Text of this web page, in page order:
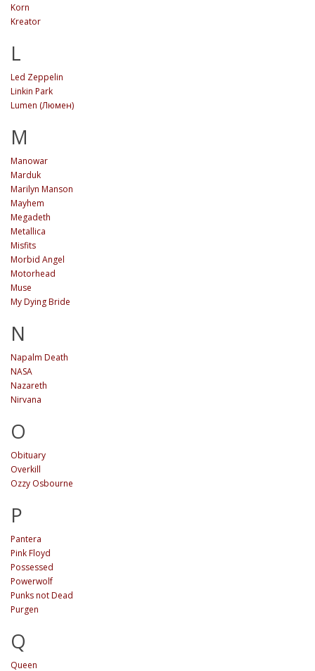
Korn
Kreator
L
Led Zeppelin
Linkin Park
Lumen (Люмен)
M
Manowar
Marduk
Marilyn Manson
Mayhem
Megadeth
Metallica
Misfits
Morbid Angel
Motorhead
Muse
My Dying Bride
N
Napalm Death
NASA
Nazareth
Nirvana
O
Obituary
Overkill
Ozzy Osbourne
P
Pantera
Pink Floyd
Possessed
Powerwolf
Punks not Dead
Purgen
Q
Queen